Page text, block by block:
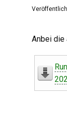
Anbei die